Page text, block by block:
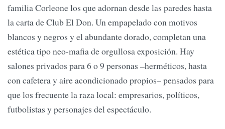
familia Corleone los que adornan desde las paredes hasta
la carta de Club El Don. Un empapelado con motivos
blancos y negros y el abundante dorado, completan una
estética tipo neo-mafia de orgullosa exposición. Hay
salones privados para 6 o 9 personas –herméticos, hasta
con cafetera y aire acondicionado propios– pensados para
que los frecuente la raza local: empresarios, políticos,
futbolistas y personajes del espectáculo.